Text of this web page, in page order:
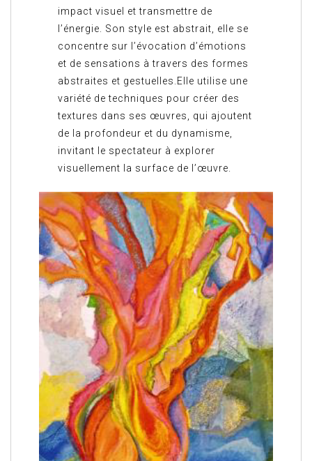
impact visuel et transmettre de
l’énergie. Son style est abstrait, elle se
concentre sur l’évocation d’émotions
et de sensations à travers des formes
abstraites et gestuelles.Elle utilise une
variété de techniques pour créer des
textures dans ses œuvres, qui ajoutent
de la profondeur et du dynamisme,
invitant le spectateur à explorer
visuellement la surface de l’œuvre.